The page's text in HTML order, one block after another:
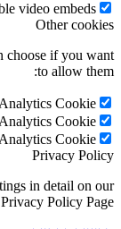
video
Other
can choose if you
to allow
Analytics
Analytics
Analytics
Privacy
settings in detail
Privacy Policy